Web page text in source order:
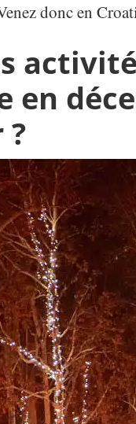
donc en
en